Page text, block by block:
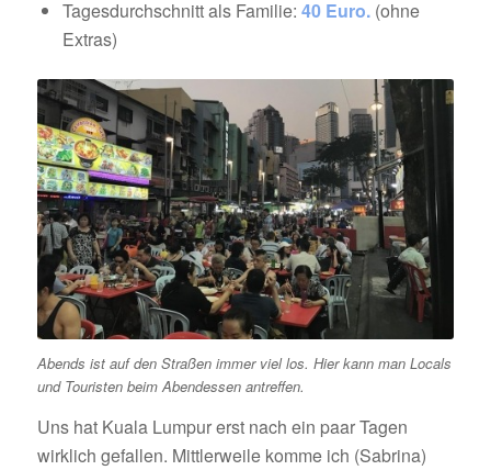
Tagesdurchschnitt als Familie: 40 Euro.(ohne
Extras)
Abends ist auf den Straßen immer viel los. Hier kann man Locals
und Touristen beim Abendessen antreffen.
Uns hat Kuala Lumpur erst nach ein paar Tagen
wirklich gefallen. Mittlerweile komme ich (Sabrina)